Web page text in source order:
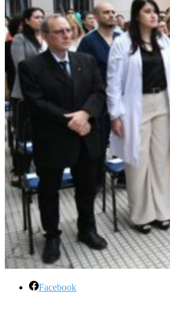
Facebook